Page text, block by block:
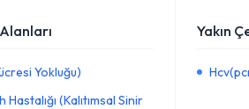
Yokluğu)
(Kalıtımsal Sinir
Yakın